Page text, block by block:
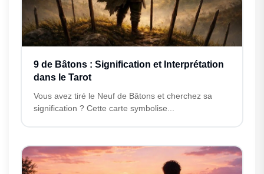
9 de Bâtons : Signification et Interprétation
dans le Tarot
Vous avez tiré le Neuf de Bâtons et cherchez sa
signification ? Cette carte symbolise...